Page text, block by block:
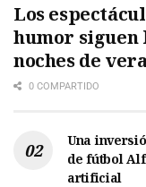
Los
humor siguen
noches de
0 COMPARTIDO
Una
de fútbol
artificial